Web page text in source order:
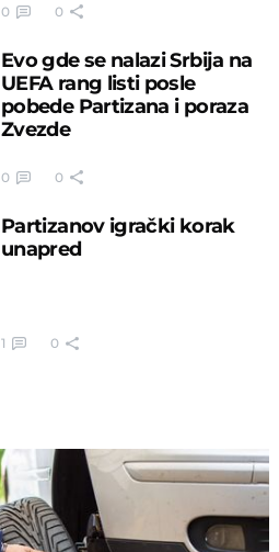
0 0
Evo gde se nalazi Srbija na
UEFA rang listi posle
pobede Partizana i poraza
Zvezde
0 0
Partizanov igrački korak
unapred
1 0